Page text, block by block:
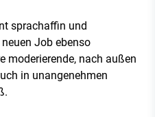
sprachaffin und
Job ebenso
moderierende, nach außen
in unangenehmen